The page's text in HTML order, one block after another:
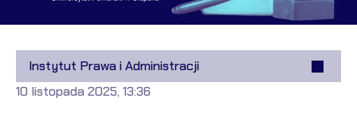
Instytut Prawa i Administracji
10 listopada 2025, 13:36